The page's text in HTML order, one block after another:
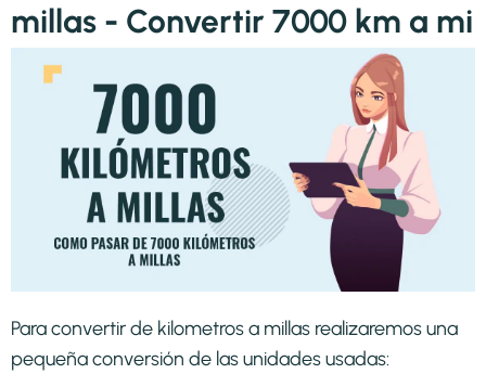
millas - Convertir 7000 km a mi
Para convertir de kilometros a millas realizaremos una
pequeña conversión de las unidades usadas: